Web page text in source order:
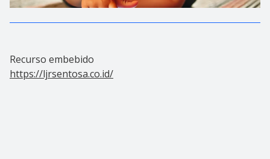
Recurso embebido
https://ljrsentosa.co.id/